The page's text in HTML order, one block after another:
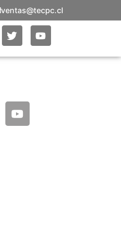
ventas@tecpc.cl